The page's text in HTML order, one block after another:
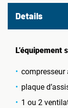
Details
L’équipement
compresseur
plaque
1 ou 2